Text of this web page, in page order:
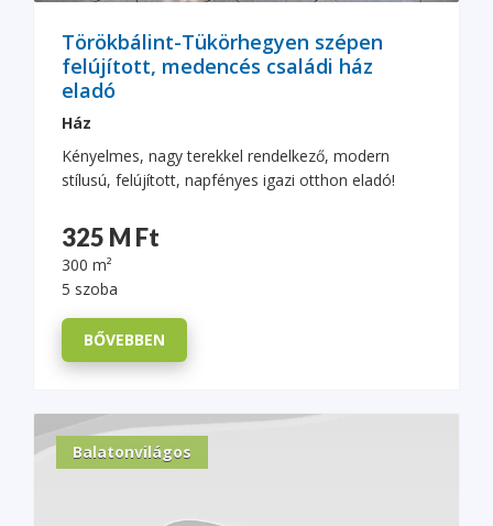
Törökbálint-Tükörhegyen szépen
felújított, medencés családi ház
eladó
Ház
Kényelmes, nagy terekkel rendelkező, modern
stílusú, felújított, napfényes igazi otthon eladó!
325 M Ft
300 m²
5 szoba
BŐVEBBEN
Balatonvilágos